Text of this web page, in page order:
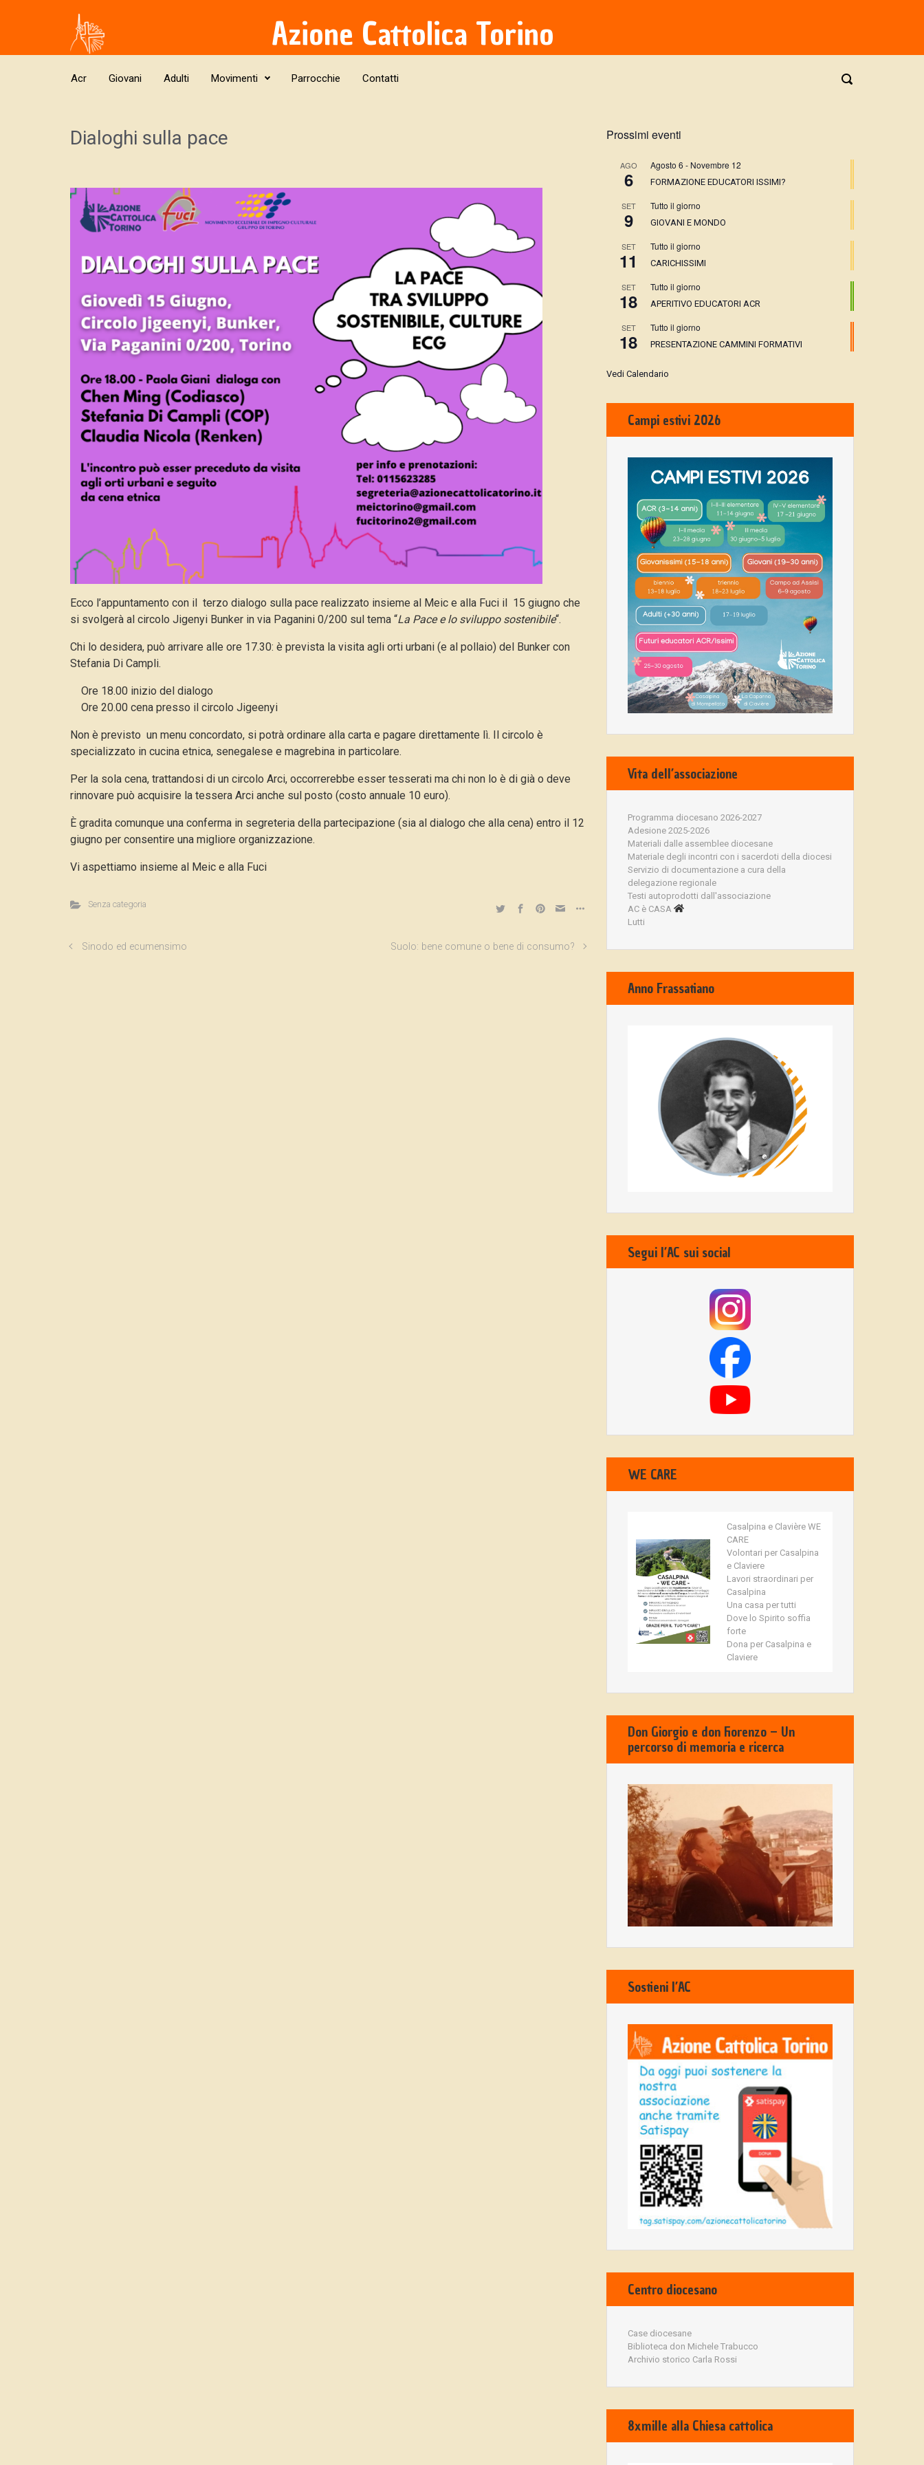
Skip to main content Azione Cattolica Torino
Acr Giovani Adulti Movimenti Parrocchie Contatti
Dialoghi sulla pace
Ecco l’appuntamento con il terzo dialogo sulla pace realizzato insieme al Meic e alla Fuci il 15 giugno che
si svolgerà al circolo Jigenyi Bunker in via Paganini 0/200 sul tema “La Pace e lo sviluppo sostenibile“.
Chi lo desidera, può arrivare alle ore 17.30: è prevista la visita agli orti urbani (e al pollaio) del Bunker con
Stefania Di Campli.
Ore 18.00 inizio del dialogo
Ore 20.00 cena presso il circolo Jigeenyi
Non è previsto un menu concordato, si potrà ordinare alla carta e pagare direttamente lì. Il circolo è
specializzato in cucina etnica, senegalese e magrebina in particolare.
Per la sola cena, trattandosi di un circolo Arci, occorrerebbe esser tesserati ma chi non lo è di già o deve
rinnovare può acquisire la tessera Arci anche sul posto (costo annuale 10 euro).
È gradita comunque una conferma in segreteria della partecipazione (sia al dialogo che alla cena) entro il 12
giugno per consentire una migliore organizzazione.
Vi aspettiamo insieme al Meic e alla Fuci
Senza categoria
Sinodo ed ecumensimo Suolo: bene comune o bene di consumo?
Prossimi eventi
AGO
6
Agosto 6 - Novembre 12
FORMAZIONE EDUCATORI ISSIMI?
SET
9
Tutto il giorno
GIOVANI E MONDO
SET
11
Tutto il giorno
CARICHISSIMI
SET
18
Tutto il giorno
APERITIVO EDUCATORI ACR
SET
18
Tutto il giorno
PRESENTAZIONE CAMMINI FORMATIVI
Vedi Calendario
Campi estivi 2026
Vita dell’associazione
Programma diocesano 2026-2027
Adesione 2025-2026
Materiali dalle assemblee diocesane
Materiale degli incontri con i sacerdoti della diocesi
Servizio di documentazione a cura della
delegazione regionale
Testi autoprodotti dall'associazione
AC è CASA
Lutti
Anno Frassatiano
Segui l’AC sui social
WE CARE
Casalpina e Clavière WE
CARE
Volontari per Casalpina
e Claviere
Lavori straordinari per
Casalpina
Una casa per tutti
Dove lo Spirito soffia
forte
Dona per Casalpina e
Claviere
Don Giorgio e don Fiorenzo – Un
percorso di memoria e ricerca
Sostieni l’AC
Centro diocesano
Case diocesane
Biblioteca don Michele Trabucco
Archivio storico Carla Rossi
8xmille alla Chiesa cattolica